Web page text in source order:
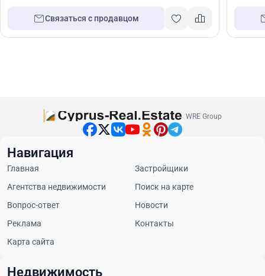
Связаться с продавцом
WRE Group
Навигация
Главная
Застройщики
Агентства недвижимости
Поиск на карте
Вопрос-ответ
Новости
Реклама
Контакты
Карта сайта
Недвижимость